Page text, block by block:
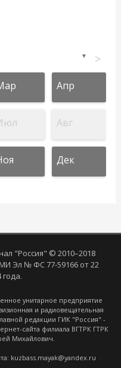
▼ >
Апр
Авг
Дек
"Россия" © 2010–2018
Эл № ФС 77-59166 от 22
года.
унитарное предприятие
и радиовещательная
редакции ГИК "Россия" -
сайта филиала ВГТРК ГТРК
Михайлович.
kuzbass.mayak@yandex.ru